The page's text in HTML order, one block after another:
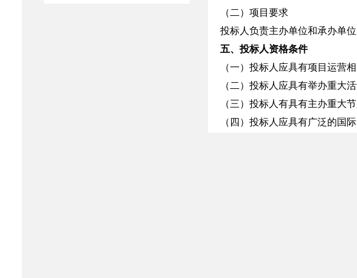
（二）项目要求
投标人负责主办单位和承办单
五、投标人资格条件
（一）投标人应具有项目运营
（二）投标人应具有举办重大
（三）投标人有具有主办重大
（四）投标人应具有广泛的国